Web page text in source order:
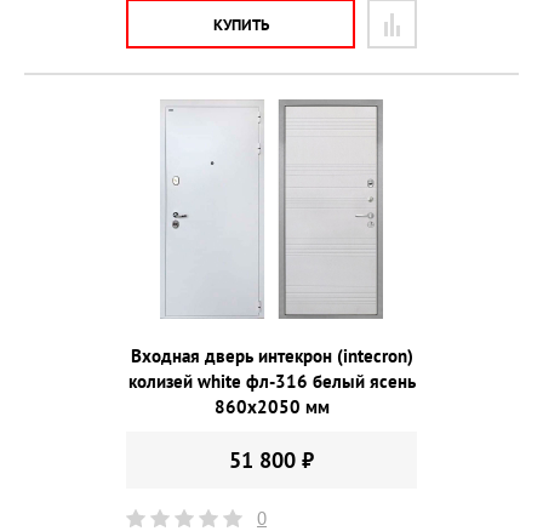
КУПИТЬ
Входная дверь интекрон (intecron)
колизей white фл-316 белый ясень
860х2050 мм
51 800 ₽
0